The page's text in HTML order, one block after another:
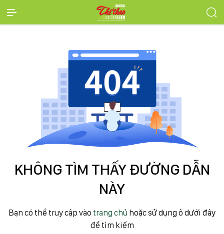
KHÔNG TÌM THẤY ĐƯỜNG DẪN
NÀY
Bạn có thể truy cập vào trang chủ hoặc sử dụng ô dưới đây
để tìm kiếm